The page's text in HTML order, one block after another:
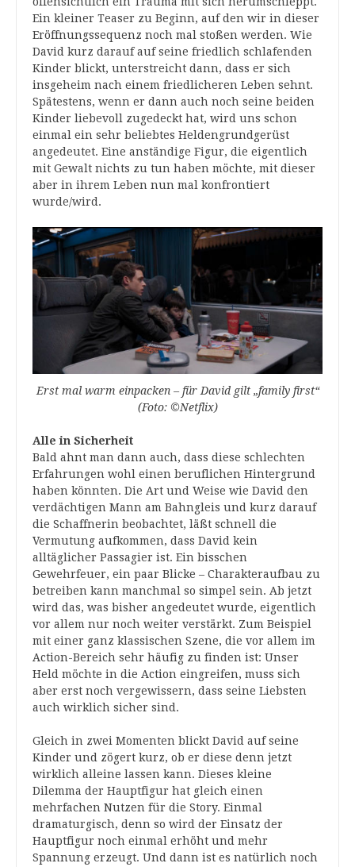
Ein kleiner Teaser zu Beginn, auf den wir in dieser
Eröffnungssequenz noch mal stoßen werden. Wie
David kurz darauf auf seine friedlich schlafenden
Kinder blickt, unterstreicht dann, dass er sich
insgeheim nach einem friedlicheren Leben sehnt.
Spätestens, wenn er dann auch noch seine beiden
Kinder liebevoll zugedeckt hat, wird uns schon
einmal ein sehr beliebtes Heldengrundgerüst
angedeutet. Eine anständige Figur, die eigentlich
mit Gewalt nichts zu tun haben möchte, mit dieser
aber in ihrem Leben nun mal konfrontiert
wurde/wird.
Erst mal warm einpacken – für David gilt „family first“
(Foto: ©Netflix)
Alle in Sicherheit
Bald ahnt man dann auch, dass diese schlechten
Erfahrungen wohl einen beruflichen Hintergrund
haben könnten. Die Art und Weise wie David den
verdächtigen Mann am Bahngleis und kurz darauf
die Schaffnerin beobachtet, läßt schnell die
Vermutung aufkommen, dass David kein
alltäglicher Passagier ist. Ein bisschen
Gewehrfeuer, ein paar Blicke – Charakteraufbau zu
betreiben kann manchmal so simpel sein. Ab jetzt
wird das, was bisher angedeutet wurde, eigentlich
vor allem nur noch weiter verstärkt. Zum Beispiel
mit einer ganz klassischen Szene, die vor allem im
Action-Bereich sehr häufig zu finden ist: Unser
Held möchte in die Action eingreifen, muss sich
aber erst noch vergewissern, dass seine Liebsten
auch wirklich sicher sind.
Gleich in zwei Momenten blickt David auf seine
Kinder und zögert kurz, ob er diese denn jetzt
wirklich alleine lassen kann. Dieses kleine
Dilemma der Hauptfigur hat gleich einen
mehrfachen Nutzen für die Story. Einmal
dramaturgisch, denn so wird der Einsatz der
Hauptfigur noch einmal erhöht und mehr
Spannung erzeugt. Und dann ist es natürlich noch